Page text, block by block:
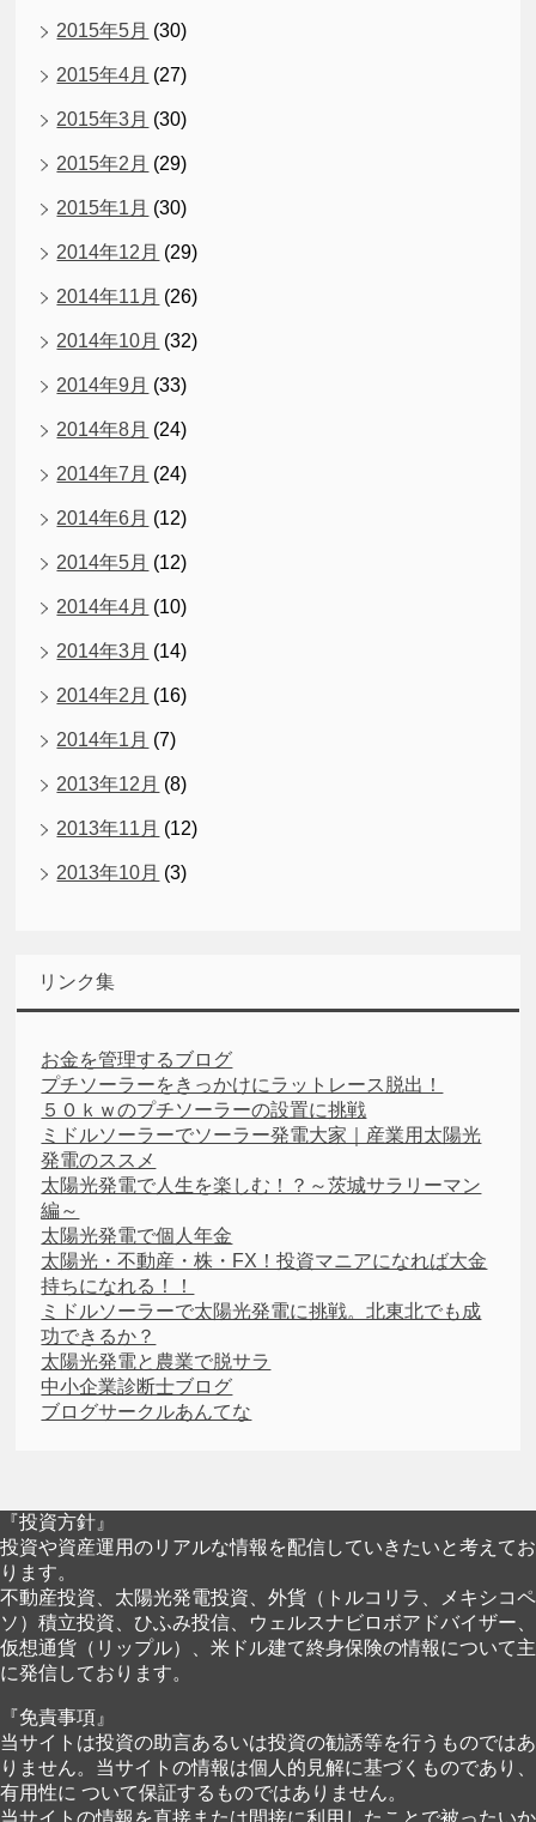
2015年5月 (30)
2015年4月 (27)
2015年3月 (30)
2015年2月 (29)
2015年1月 (30)
2014年12月 (29)
2014年11月 (26)
2014年10月 (32)
2014年9月 (33)
2014年8月 (24)
2014年7月 (24)
2014年6月 (12)
2014年5月 (12)
2014年4月 (10)
2014年3月 (14)
2014年2月 (16)
2014年1月 (7)
2013年12月 (8)
2013年11月 (12)
2013年10月 (3)
リンク集
お金を管理するブログ
プチソーラーをきっかけにラットレース脱出！
５０ｋｗのプチソーラーの設置に挑戦
ミドルソーラーでソーラー発電大家｜産業用太陽光
発電のススメ
太陽光発電で人生を楽しむ！？～茨城サラリーマン
編～
太陽光発電で個人年金
太陽光・不動産・株・FX！投資マニアになれば大金
持ちになれる！！
ミドルソーラーで太陽光発電に挑戦。北東北でも成
功できるか？
太陽光発電と農業で脱サラ
中小企業診断士ブログ
ブログサークルあんてな
『投資方針』
投資や資産運用のリアルな情報を配信していきたいと考えてお
ります。
不動産投資、太陽光発電投資、外貨（トルコリラ、メキシコペ
ソ）積立投資、ひふみ投信、ウェルスナビロボアドバイザー、
仮想通貨（リップル）、米ドル建て終身保険の情報について主
に発信しております。
『免責事項』
当サイトは投資の助言あるいは投資の勧誘等を行うものではあ
りません。当サイトの情報は個人的見解に基づくものであり、
有用性に ついて保証するものではありません。